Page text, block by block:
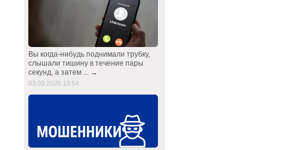
Вы когда-нибудь поднимали трубку,
слышали тишину в течение пары
секунд, а затем ... →
03.03.2026 13:54